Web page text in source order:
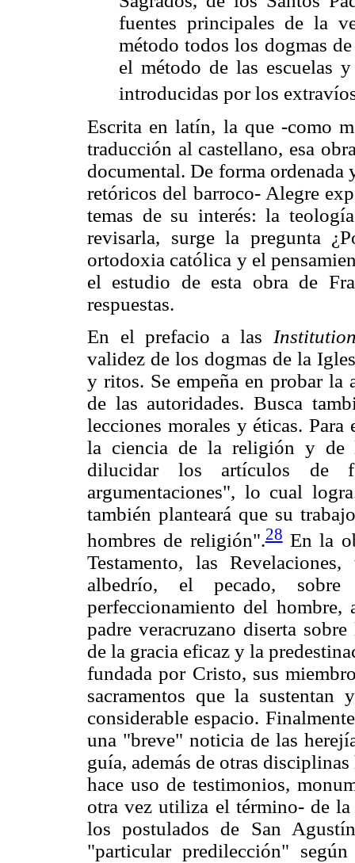
fuentes principales de la
método todos los dogmas
el método de las escuelas
introducidas por los
Escrita en latín, la que -como
traducción al castellano, esa
documental. De forma ordenada
retóricos del barroco- Alegre
temas de su interés: la
revisarla, surge la pregunta
ortodoxia católica y el
el estudio de esta obra de
respuestas.
En el prefacio a las
validez de los dogmas de la
y ritos. Se empeña en probar la
de las autoridades. Busca
lecciones morales y éticas.
la ciencia de la religión y de
dilucidar los artículos de
argumentaciones", lo cual
también planteará que su
hombres de religión".28En la
Testamento, las
albedrío, el pecado, sobre
perfeccionamiento del
padre veracruzano diserta
de la gracia eficaz y la
fundada por Cristo, sus
sacramentos que la
considerable espacio.
una "breve" noticia de las
guía, además de otras
hace uso de testimonios,
otra vez utiliza el término- de
los postulados de San
"particular predilección"